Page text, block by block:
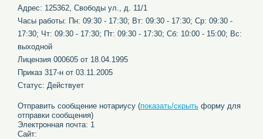
Адрес: 125362, Свободы ул., д. 11/1
Часы работы: Пн: 09:30 - 17:30; Вт: 09:30 - 17:30; Ср: 09:30 -
17:30; Чт: 09:30 - 17:30; Пт: 09:30 - 17:30; Сб: 10:00 - 15:00; Вс:
выходной
Лицензия 000605 от 18.04.1995
Приказ 317-н от 03.11.2005
Статус: Действует
Отправить сообщение нотариусу (показать/скрыть форму для
отправки сообщения)
Электронная почта: 1
Сайт: